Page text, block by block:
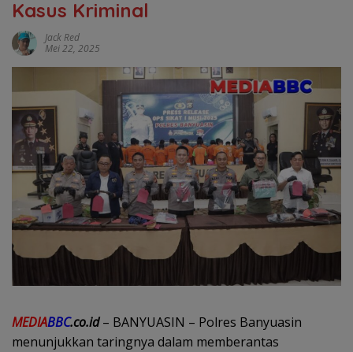
Kasus Kriminal
Jack Red
Mei 22, 2025
MEDIABBC.co.id– BANYUASIN – Polres Banyuasin
menunjukkan taringnya dalam memberantas